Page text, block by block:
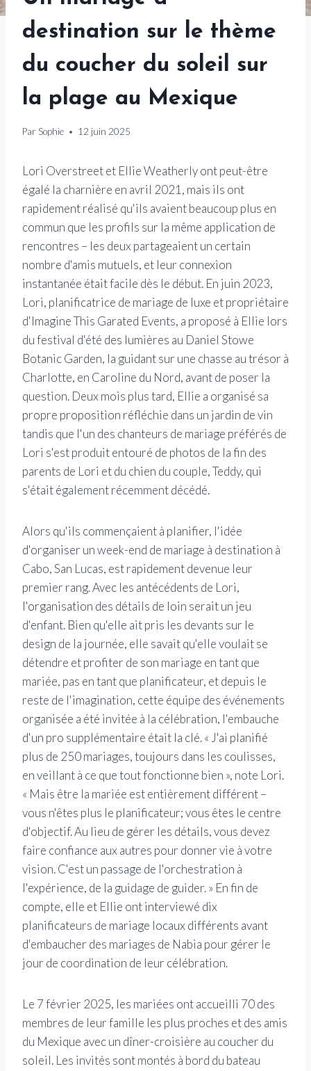
destination sur le thème
du coucher du soleil sur
la plage au Mexique
Par Sophie 12 juin 2025
Lori Overstreet et Ellie Weatherly ont peut-être
égalé la charnière en avril 2021, mais ils ont
rapidement réalisé qu'ils avaient beaucoup plus en
commun que les profils sur la même application de
rencontres – les deux partageaient un certain
nombre d'amis mutuels, et leur connexion
instantanée était facile dès le début. En juin 2023,
Lori, planificatrice de mariage de luxe et propriétaire
d'Imagine This Garated Events, a proposé à Ellie lors
du festival d'été des lumières au Daniel Stowe
Botanic Garden, la guidant sur une chasse au trésor à
Charlotte, en Caroline du Nord, avant de poser la
question. Deux mois plus tard, Ellie a organisé sa
propre proposition réfléchie dans un jardin de vin
tandis que l'un des chanteurs de mariage préférés de
Lori s'est produit entouré de photos de la fin des
parents de Lori et du chien du couple, Teddy, qui
s'était également récemment décédé.
Alors qu'ils commençaient à planifier, l'idée
d'organiser un week-end de mariage à destination à
Cabo, San Lucas, est rapidement devenue leur
premier rang. Avec les antécédents de Lori,
l'organisation des détails de loin serait un jeu
d'enfant. Bien qu'elle ait pris les devants sur le
design de la journée, elle savait qu'elle voulait se
détendre et profiter de son mariage en tant que
mariée, pas en tant que planificateur, et depuis le
reste de l'imagination, cette équipe des événements
organisée a été invitée à la célébration, l'embauche
d'un pro supplémentaire était la clé. « J'ai planifié
plus de 250 mariages, toujours dans les coulisses,
en veillant à ce que tout fonctionne bien », note Lori.
« Mais être la mariée est entièrement différent –
vous n'êtes plus le planificateur; vous êtes le centre
d'objectif. Au lieu de gérer les détails, vous devez
faire confiance aux autres pour donner vie à votre
vision. C'est un passage de l'orchestration à
l'expérience, de la guidage de guider. » En fin de
compte, elle et Ellie ont interviewé dix
planificateurs de mariage locaux différents avant
d'embaucher des mariages de Nabia pour gérer le
jour de coordination de leur célébration.
Le 7 février 2025, les mariées ont accueilli 70 des
membres de leur famille les plus proches et des amis
du Mexique avec un dîner-croisière au coucher du
soleil. Les invités sont montés à bord du bateau